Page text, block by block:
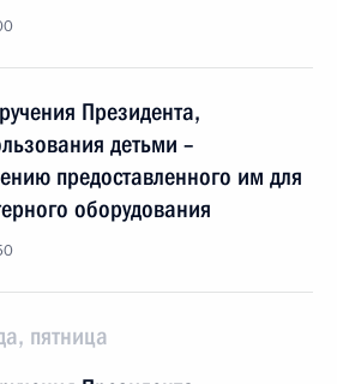
Президента,
детьми –
предоставленного им для
оборудования
пятница